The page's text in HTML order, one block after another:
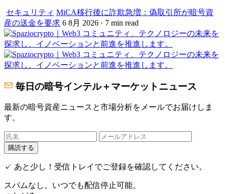
セキュリティ MiCA移行後に詐欺急増：偽取引所が暗号資
産の送金を要求 6 8月 2026 · 7 min read
毎日の暗号インテル＋マーケットニュース
最新の暗号資産ニュースと市場分析をメールでお届けしま
す。
購読する
✓ あと少し！受信トレイでご登録を確認してください。
スパムなし。いつでも配信停止可能。